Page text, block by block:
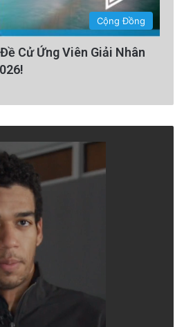
Cộng Đồng
Cử Ứng Viên Giải Nhân